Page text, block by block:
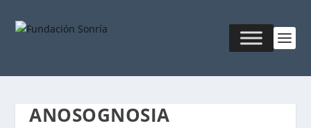
ANOSOGNOSIA